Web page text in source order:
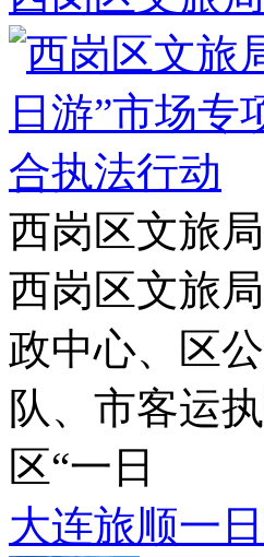
西岗区文旅
西岗区文旅
政中心、区
队、市客运
区“一日
大连旅顺一